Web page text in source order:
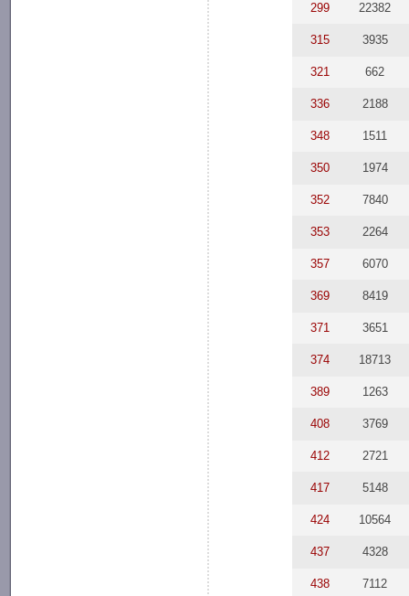
299 22382
315 3935
321 662
336 2188
348 1511
350 1974
352 7840
353 2264
357 6070
369 8419
371 3651
374 18713
389 1263
408 3769
412 2721
417 5148
424 10564
437 4328
438 7112